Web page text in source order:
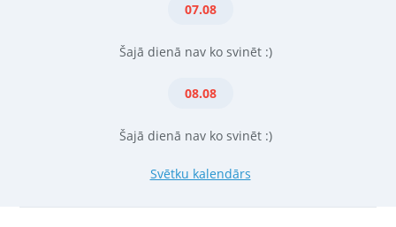
07.08
Šajā dienā nav ko svinēt :)
08.08
Šajā dienā nav ko svinēt :)
Svētku kalendārs